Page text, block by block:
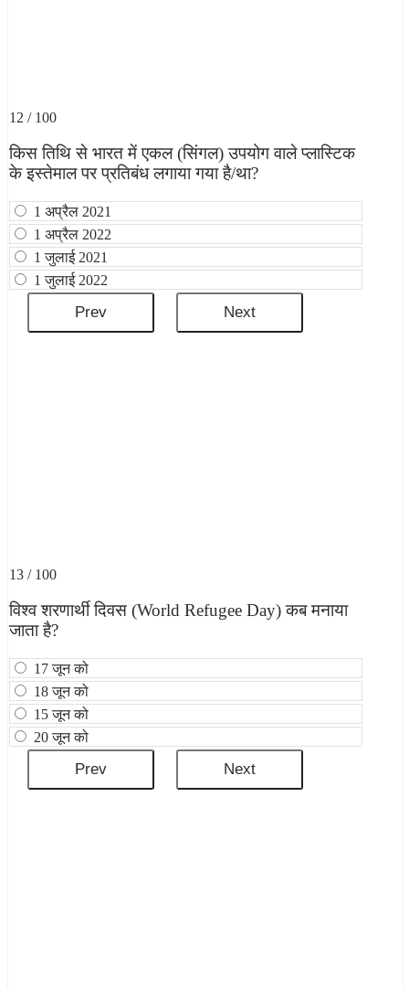
12 / 100
किस तिथि से भारत में एकल (सिंगल) उपयोग वाले प्लास्टिक
के इस्तेमाल पर प्रतिबंध लगाया गया है/था?
1 अप्रैल 2021
1 अप्रैल 2022
1 जुलाई 2021
1 जुलाई 2022
13 / 100
विश्‍व शरणार्थी दिवस (World Refugee Day) कब मनाया
जाता है?
17 जून को
18 जून को
15 जून को
20 जून को